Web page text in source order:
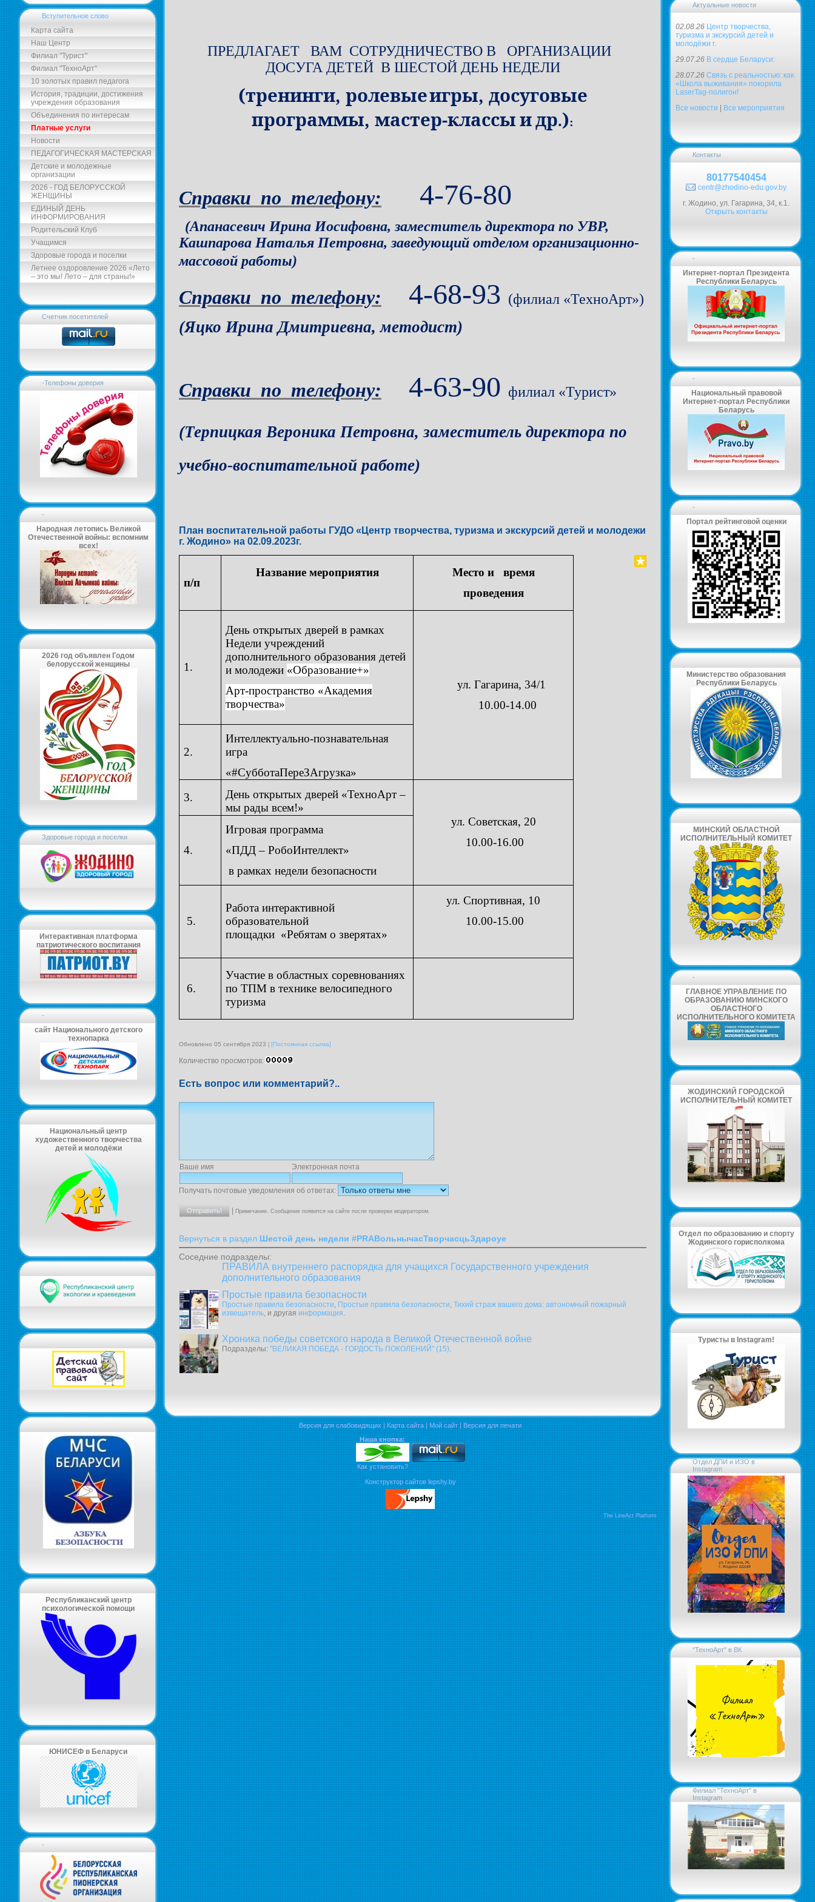
Вступительное слово
Карта сайта
Наш Центр
Филиал "Турист"
Филиал "ТехноАрт"
10 золотых правил педагога
История, традиции, достижения
учреждения образования
Объединения по интересам
Платные услуги
Новости
ПЕДАГОГИЧЕСКАЯ МАСТЕРСКАЯ
Детские и молодежные
организации
2026 - ГОД БЕЛОРУССКОЙ
ЖЕНЩИНЫ
ЕДИНЫЙ ДЕНЬ
ИНФОРМИРОВАНИЯ
Родительский Клуб
Учащимся
Здоровые города и поселки
Летнее оздоровление 2026 «Лето
– это мы! Лето – для страны!»
Счетчик посетителей
-Телефоны доверия
-
Народная летопись Великой
Отечественной войны: вспомним
всех!
2026 год объявлен Годом
белорусской женщины
Здоровые города и поселки
Интерактивная платформа
патриотического воспитания
-
сайт Национального детского
технопарка
Национальный центр
художественного творчества
детей и молодёжи
Республиканский центр
психологической помощи
ЮНИСЕФ в Беларуси
-
ПРЕДЛАГАЕТ ВАМ СОТРУДНИЧЕСТВО В ОРГАНИЗАЦИИ
ДОСУГА ДЕТЕЙ В ШЕСТОЙ ДЕНЬ НЕДЕЛИ
(тренинги, ролевыеигры, досуговые
программы, мастер-классы идр.):
Справки по телефону: 4-76-80
(Апанасевич Ирина Иосифовна, заместитель директора по УВР,
Кашпарова Наталья Петровна, заведующий отделом организационно-
массовой работы)
Справки по телефону: 4-68-93 (филиал «ТехноАрт»)
(Яцко Ирина Дмитриевна, методист)
Справки по телефону: 4-63-90 филиал «Турист»
(Терпицкая Вероника Петровна, заместитель директора по
учебно-воспитательной работе)
План воспитательной работы ГУДО «Центр творчества, туризма и экскурсий детей и молодежи
г. Жодино» на 02.09.2023г.
п/п
Название мероприятия
Место и время
проведения
1.
День открытых дверей в рамках
Недели учреждений
дополнительного образования детей
и молодежи «Образование+»
Арт-пространство «Академия
творчества»
ул. Гагарина, 34/1
10.00-14.00
2.
Интеллектуально-познавательная
игра
«#СубботаПереЗАгрузка»
3.
День открытых дверей «ТехноАрт –
мы рады всем!»
ул. Советская, 20
10.00-16.00
4.
Игровая программа
«ПДД – РобоИнтеллект»
в рамках недели безопасности
5.
Работа интерактивной
образовательной
площадки «Ребятам о зверятах»
ул. Спортивная, 10
10.00-15.00
6.
Участие в областных соревнованиях
по ТПМ в технике велосипедного
туризма
Обновлено 05 сентября 2023 [Постоянная ссылка]
Количество просмотров:
Есть вопрос или комментарий?..
Ваше имя Электронная почта
Получать почтовые уведомления об ответах:
| Примечание. Сообщение появится на сайте после проверки модератором.
Вернуться в раздел Шестой день недели #PRAВольнычасТворчасцьЗдароуе
Соседние подразделы:
ПРАВИЛА внутреннего распорядка для учащихся Государственного учреждения
дополнительного образования
Простые правила безопасности
Простые правила безопасности Простые правила безопасности Тихий страж вашего дома: автономный пожарный
извещатель , и другая информация
Хроника победы советского народа в Великой Отечественной войне
Подразделы: "ВЕЛИКАЯ ПОБЕДА - ГОРДОСТЬ ПОКОЛЕНИЙ" (15)
Версия для слабовидящих | Карта сайта | Мой сайт | Версия для печати
Наша кнопка:
Как установить?
Конструктор сайтов lepshy.by
The LineAct Platform
Актуальные новости
02.08.26 Центр творчества,
туризма и экскурсий детей и
молодёжи г.
29.07.26 В сердце Беларуси:
28.07.26 Связь с реальностью: как
«Школа выживания» покорила
LaserTag-полигон!
Все новости
Все мероприятия
Контакты
80177540454
centr@zhodino-edu.gov.by
г. Жодино, ул. Гагарина, 34, к.1.
Открыть контакты
-
Интернет-портал Президента
Республики Беларусь
-
Национальный правовой
Интернет-портал Республики
Беларусь
-
Портал рейтинговой оценки
Министерство образования
Республики Беларусь
МИНСКИЙ ОБЛАСТНОЙ
ИСПОЛНИТЕЛЬНЫЙ КОМИТЕТ
-
ГЛАВНОЕ УПРАВЛЕНИЕ ПО
ОБРАЗОВАНИЮ МИНСКОГО
ОБЛАСТНОГО
ИСПОЛНИТЕЛЬНОГО КОМИТЕТА
ЖОДИНСКИЙ ГОРОДСКОЙ
ИСПОЛНИТЕЛЬНЫЙ КОМИТЕТ
Отдел по образованию и спорту
Жодинского горисполкома
Туристы в Instagram!
Отдел ДПИ и ИЗО в
Instagram
"ТехноАрт" в ВК
Филиал "ТехноАрт" в
Instagram